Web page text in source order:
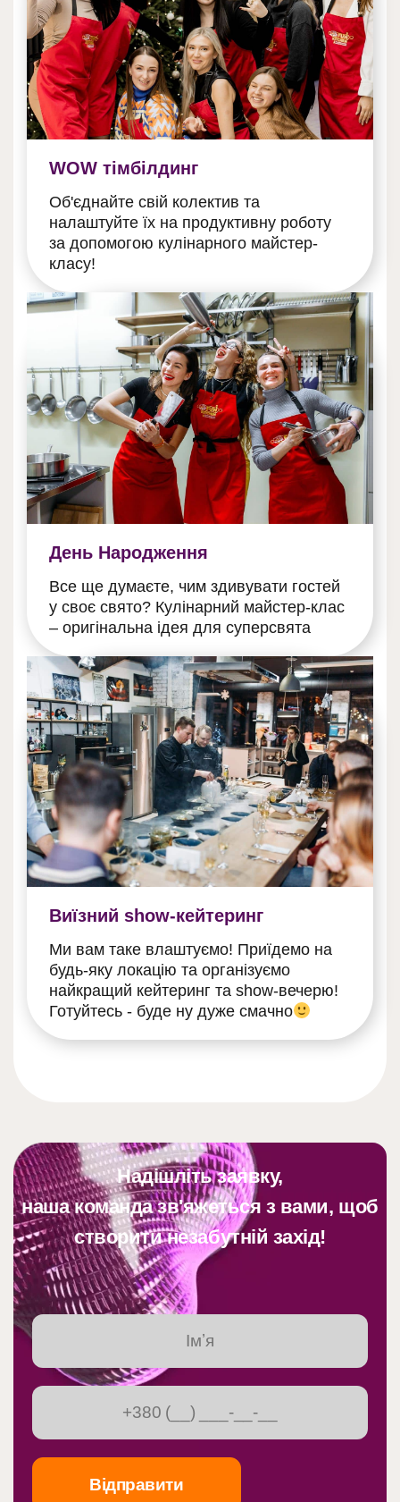
WOW тімбілдинг
Об'єднайте свій колектив та
налаштуйте їх на продуктивну роботу
за допомогою кулінарного майстер-
класу!
День Народження
Все ще думаєте, чим здивувати гостей
у своє свято? Кулінарний майстер-клас
– оригінальна ідея для суперсвята
Виїзний show-кейтеринг
Ми вам таке влаштуємо! Приїдемо на
будь-яку локацію та організуємо
найкращий кейтеринг та show-вечерю!
Готуйтесь - буде ну дуже смачно
Надішліть заявку,
наша команда зв'яжеться з вами, щоб
створити незабутній захід!